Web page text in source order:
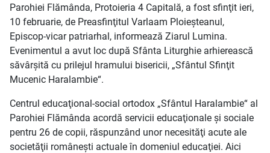
Parohiei Flămânda, Protoieria 4 Capitală, a fost sfinţit ieri,
10 februarie, de Preasfinţitul Varlaam Ploieşteanul,
Episcop-vicar patriarhal, informează Ziarul Lumina.
Evenimentul a avut loc după Sfânta Liturghie arhierească
săvârşită cu prilejul hramului bisericii, „Sfântul Sfinţit
Mucenic Haralambie“.
Centrul educaţional-social ortodox „Sfântul Haralambie“ al
Parohiei Flămânda acordă servicii educaţionale şi sociale
pentru 26 de copii, răspunzând unor necesităţi acute ale
societăţii româneşti actuale în domeniul educaţiei. Aici